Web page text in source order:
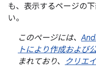
も、表示するページの
い。
このページには、
トにより作成および
まれており、
クリエ